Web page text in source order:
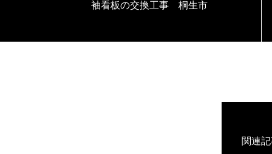
袖看板の交換工事 桐生市
関連